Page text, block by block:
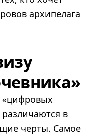
архипелага
«цифровых
в
черты. Самое